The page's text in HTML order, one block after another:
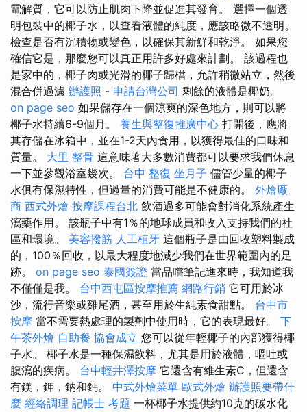
電解質，它可以防止肌肉下降並促進其發育。 選擇一個透
明包裝中的椰子水，以查看液體的純度，應該略微不透明。
檢查是否有沉積物或變色，以確保其新鮮和乾淨。 如果您
確信它是，那麼您可以真正用許多好處來計劃。 該過程也
是家中的，椰子肉或光滑的椰子歸檔，允許稍微站立，然後
混合併過濾 辦護照 - 申請台灣公司 剩餘的液體是椰奶。
on page seo 如果儲存在一個涼爽的深色地方，則可以將
椰子水持續6-9個月。 養生與整復推廣中心 打開後，應將
其存儲在冰箱中，並在1-2天內食用，以獲得最佳的口味和
質量。 大里 整骨 這意味著大多數消費都可以要求我們休息
一下並參觀浴室幾次。 台中 整復 坐月子 儘管少量的椰子
水俱有保濕特性，但過量的消費可能是不健康的。 外燴廠
商 西式外燴 按摩課程台北 飲酒過多可能會對消化系統產生
瀉藥作用。 該瓶子中有1％的地球成員和收入支持我們的社
區和環境。 美容撥筋 人工植牙 這個瓶子是由回收塑料製成
的，100％回收，以最大程度地減少我們在世界範圍內的足
跡。 on page seo 泰國簽證 當品嚐筆記進來時，我知道我
不僅僅是我。 台中西屯區按摩推薦 網路行銷 它可用於冰
沙，流行音樂或雞尾酒，甚至用於生純素食甜點。 台中市
按摩 當不需要熱處理的製劑中使用時，它的表現最好。 下
午茶外燴 自助餐 協會成立 您可以從年輕椰子的內部獲得椰
子水。 椰子水是一種保濕飲料，尤其是用於液體，嘔吐或
腹瀉的疾病。 台中輕井澤按摩 它還含有維生素C，但還含
有鎂，鉀，鈉和鈣。 中式外燴菜單 歐式外燴 辦護照要帶什
麼 經絡調理 記帳士 考題 一杯椰子水提供約10克的碳水化